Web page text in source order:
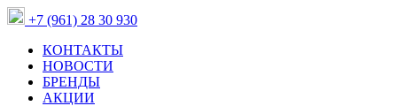
+7 (961) 28 30 930
КОНТАКТЫ
НОВОСТИ
БРЕНДЫ
АКЦИИ